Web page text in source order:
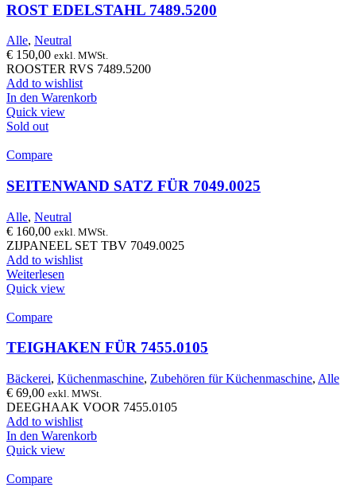
ROST EDELSTAHL 7489.5200
Alle, Neutral
€ 150,00 exkl. MWSt.
ROOSTER RVS 7489.5200
Add to wishlist
In den Warenkorb
Quick view
Sold out
Compare
SEITENWAND SATZ FÜR 7049.0025
Alle, Neutral
€ 160,00 exkl. MWSt.
ZIJPANEEL SET TBV 7049.0025
Add to wishlist
Weiterlesen
Quick view
Compare
TEIGHAKEN FÜR 7455.0105
Bäckerei, Küchenmaschine, Zubehören für Küchenmaschine, Alle
€ 69,00 exkl. MWSt.
DEEGHAAK VOOR 7455.0105
Add to wishlist
In den Warenkorb
Quick view
Compare